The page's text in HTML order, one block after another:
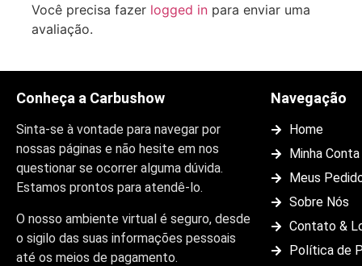
Você precisa fazer logged in para enviar uma
avaliação.
Conheça a Carbushow
Sinta-se à vontade para navegar por
nossas páginas e não hesite em nos
questionar se ocorrer alguma dúvida.
Estamos prontos para atendê-lo.
O nosso ambiente virtual é seguro, desde
o sigilo das suas informações pessoais
até os meios de pagamento.
Navegação
Home
Minha Conta
Meus
Sobre Nós
Contato &
Política de